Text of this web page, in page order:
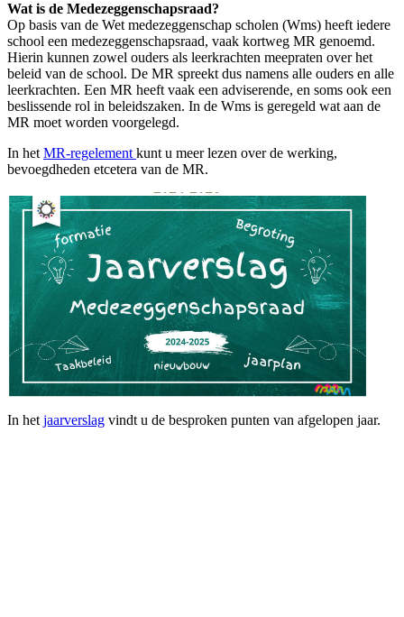
Wat is de Medezeggenschapsraad?
Op basis van de Wet medezeggenschap scholen (Wms) heeft iedere
school een medezeggenschapsraad, vaak kortweg MR genoemd.
Hierin kunnen zowel ouders als leerkrachten meepraten over het
beleid van de school. De MR spreekt dus namens alle ouders en alle
leerkrachten. Een MR heeft vaak een adviserende, en soms ook een
beslissende rol in beleidszaken. In de Wms is geregeld wat aan de
MR moet worden voorgelegd.
In het MR-regelement kunt u meer lezen over de werking,
bevoegdheden etcetera van de MR.
In het jaarverslag vindt u de besproken punten van afgelopen jaar.